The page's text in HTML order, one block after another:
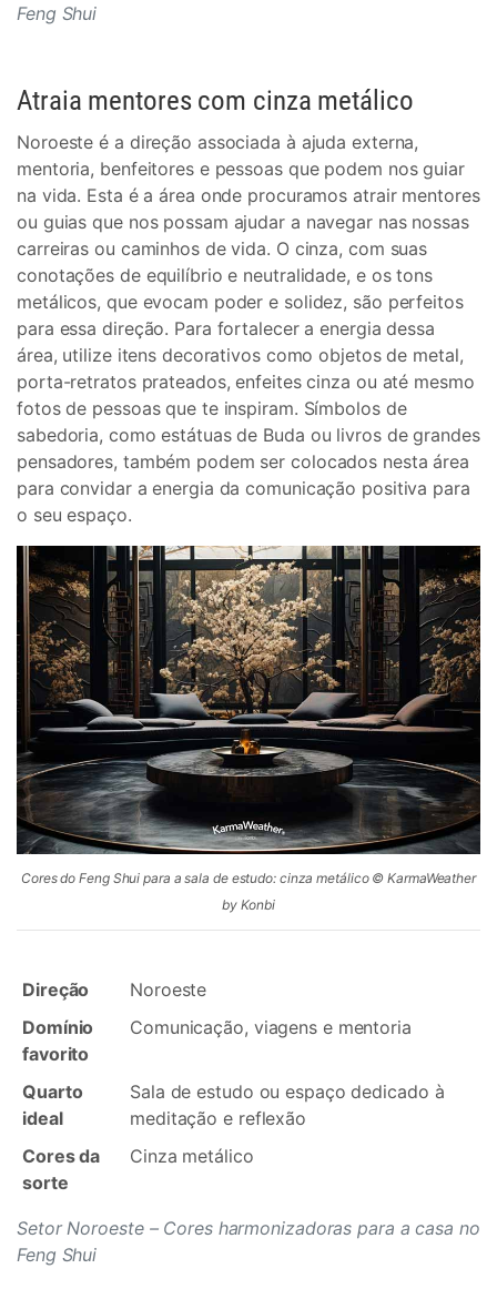
Feng Shui
Atraia mentores com cinza metálico
Noroeste é a direção associada à ajuda externa,
mentoria, benfeitores e pessoas que podem nos guiar
na vida. Esta é a área onde procuramos atrair mentores
ou guias que nos possam ajudar a navegar nas nossas
carreiras ou caminhos de vida. O cinza, com suas
conotações de equilíbrio e neutralidade, e os tons
metálicos, que evocam poder e solidez, são perfeitos
para essa direção. Para fortalecer a energia dessa
área, utilize itens decorativos como objetos de metal,
porta-retratos prateados, enfeites cinza ou até mesmo
fotos de pessoas que te inspiram. Símbolos de
sabedoria, como estátuas de Buda ou livros de grandes
pensadores, também podem ser colocados nesta área
para convidar a energia da comunicação positiva para
o seu espaço.
Cores do Feng Shui para a sala de estudo: cinza metálico © KarmaWeather
by Konbi
Setor Noroeste – Cores harmonizadoras para a casa no
Feng Shui
Direção
Noroeste
Domínio
favorito
Comunicação, viagens e mentoria
Quarto
ideal
Sala de estudo ou espaço dedicado à
meditação e reflexão
Cores da
sorte
Cinza metálico